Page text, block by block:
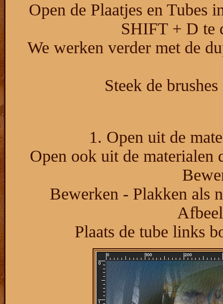
Open de Plaatjes en Tubes
SHIFT + D te
We werken verder met de
Steek de
1. Open uit de
Open ook uit de materialen
Bewerken - Plakken als
Plaats de tube links